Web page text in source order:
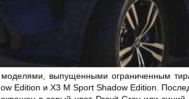
выпущенными ограниченным
Edition и X3 M Sport Shadow Edition.